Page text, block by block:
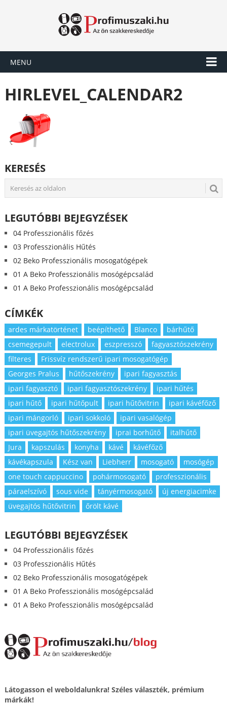
MENU
HIRLEVEL_CALENDAR2
KERESÉS
LEGUTÓBBI BEJEGYZÉSEK
04 Professzionális főzés
03 Professzionális Hűtés
02 Beko Professzionális mosogatógépek
01 A Beko Professzionális mosógépcsalád
01 A Beko Professzionális mosógépcsalád
CÍMKÉK
ardes márkatörténet beépíthető Blanco
bárhűtő
csemegepult
electrolux eszpresszó
fagyasztószekrény
filteres
Frissvíz rendszerű ipari mosogatógép
Georges Pralus
hűtőszekrény
ipari fagyasztás
ipari fagyasztó
ipari fagyasztószekrény
ipari hűtés
ipari hűtő
ipari hűtőpult ipari hűtővitrin
ipari kávéfőző
ipari mángorló
ipari sokkoló
ipari vasalógép
ipari üvegajtós hűtőszekrény
iprai borhűtő
italhűtő
Jura
kapszulás konyha kávé
kávéfőző
kávékapszula
Kész van Liebherr mosogató
mosógép
one touch cappuccino
pohármosogató
professzionális
páraelszívó
sous vide tányérmosogató
új energiacimke
üvegajtós hűtővitrin
őrölt kávé
LEGUTÓBBI BEJEGYZÉSEK
04 Professzionális főzés
03 Professzionális Hűtés
02 Beko Professzionális mosogatógépek
01 A Beko Professzionális mosógépcsalád
01 A Beko Professzionális mosógépcsalád
Látogasson el weboldalunkra! Széles választék, prémium
márkák!